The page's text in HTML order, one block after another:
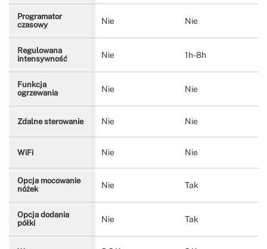
Programator
czasowy
Nie Nie
Regulowana
intensywność
Nie 1h-8h
Funkcja
ogrzewania
Nie Nie
Zdalne sterowanie Nie Nie
WiFi Nie Nie
Opcja mocowanie
nóżek
Nie Tak
Opcja dodania
półki
Nie Tak